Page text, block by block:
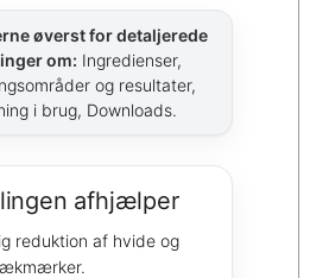
øverst for detaljerede
om: Ingredienser,
og resultater,
i brug, Downloads.
afhjælper
reduktion af hvide og